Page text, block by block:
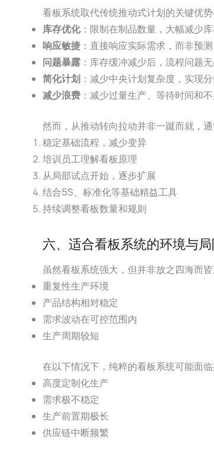
看板系统取代传统推动式计划的关键优势
库存优化：限制在制品数量，大幅减少
响应敏捷 ：直接响应实际需求，而非预
问题暴露 ：库存缓冲减少后，流程问题
简化计划 ：减少中央计划复杂度，实现
减少浪费 ：减少过量生产、等待时间和
然而，从推动转向拉动并非一蹴而就，通
稳定基础流程，减少变异
培训员工理解看板原理
从局部试点开始，逐步扩展
结合5S、标准化等基础精益工具
持续调整看板数量和规则
六、适合看板系统的环境与
虽然看板系统强大，但并非放之四海而皆
重复性生产环境
产品结构相对稳定
需求波动在可控范围内
生产周期较短
在以下情况下，纯粹的看板系统可能面临
高度定制化生产
需求极不稳定
生产前置期极长
供应链中断频繁